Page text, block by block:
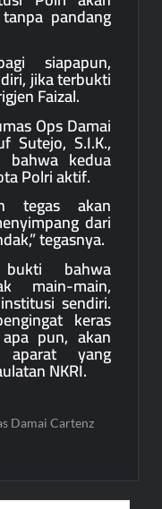
pandang
siapapun,
jika terbukti
Faizal.
Ops Damai
Sutejo, S.I.K.,
bahwa kedua
Polri aktif.
tegas akan
dari
tegasnya.
bahwa
main-main,
sendiri.
keras
pun, akan
yang
NKRI.
Damai Cartenz